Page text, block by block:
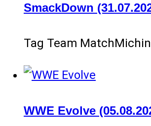
SmackDown
Tag Team
WWE Evolve